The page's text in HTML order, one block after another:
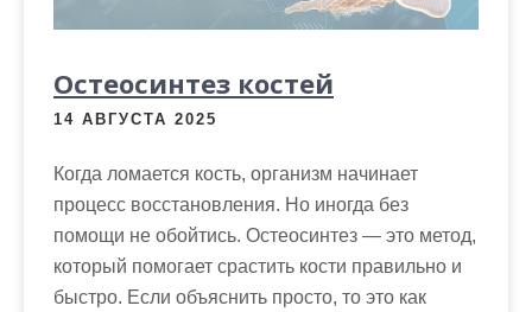
Остеосинтез костей
14 АВГУСТА 2025
Когда ломается кость, организм начинает
процесс восстановления. Но иногда без
помощи не обойтись. Остеосинтез — это метод,
который помогает срастить кости правильно и
быстро. Если объяснить просто, то это как